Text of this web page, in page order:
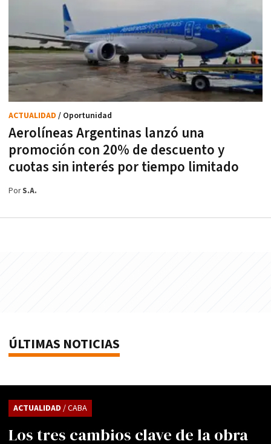
Aerolíneas Argentinas lanzó una
promoción con 20% de descuento y
cuotas sin interés por tiempo limitado
ACTUALIDAD / Oportunidad
PorS.A.
ÚLTIMAS NOTICIAS
Los tres cambios clave de la obra
ACTUALIDAD / CABA